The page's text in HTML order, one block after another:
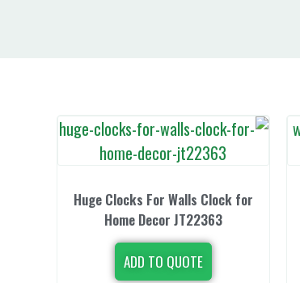
Huge Clocks For Walls Clock for
Home Decor JT22363
ADD TO QUOTE